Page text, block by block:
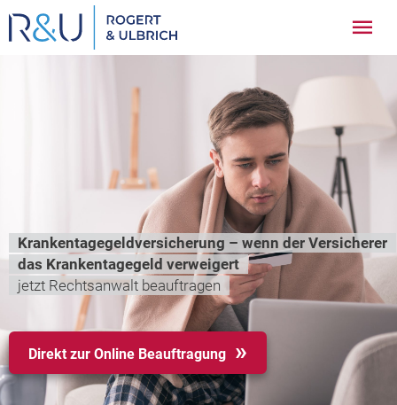
Zum
Inhalt
Krankentagegeldversicherung – wenn der Versicherer
das Krankentagegeld verweigert
jetzt Rechtsanwalt beauftragen
Direkt zur Online Beauftragung